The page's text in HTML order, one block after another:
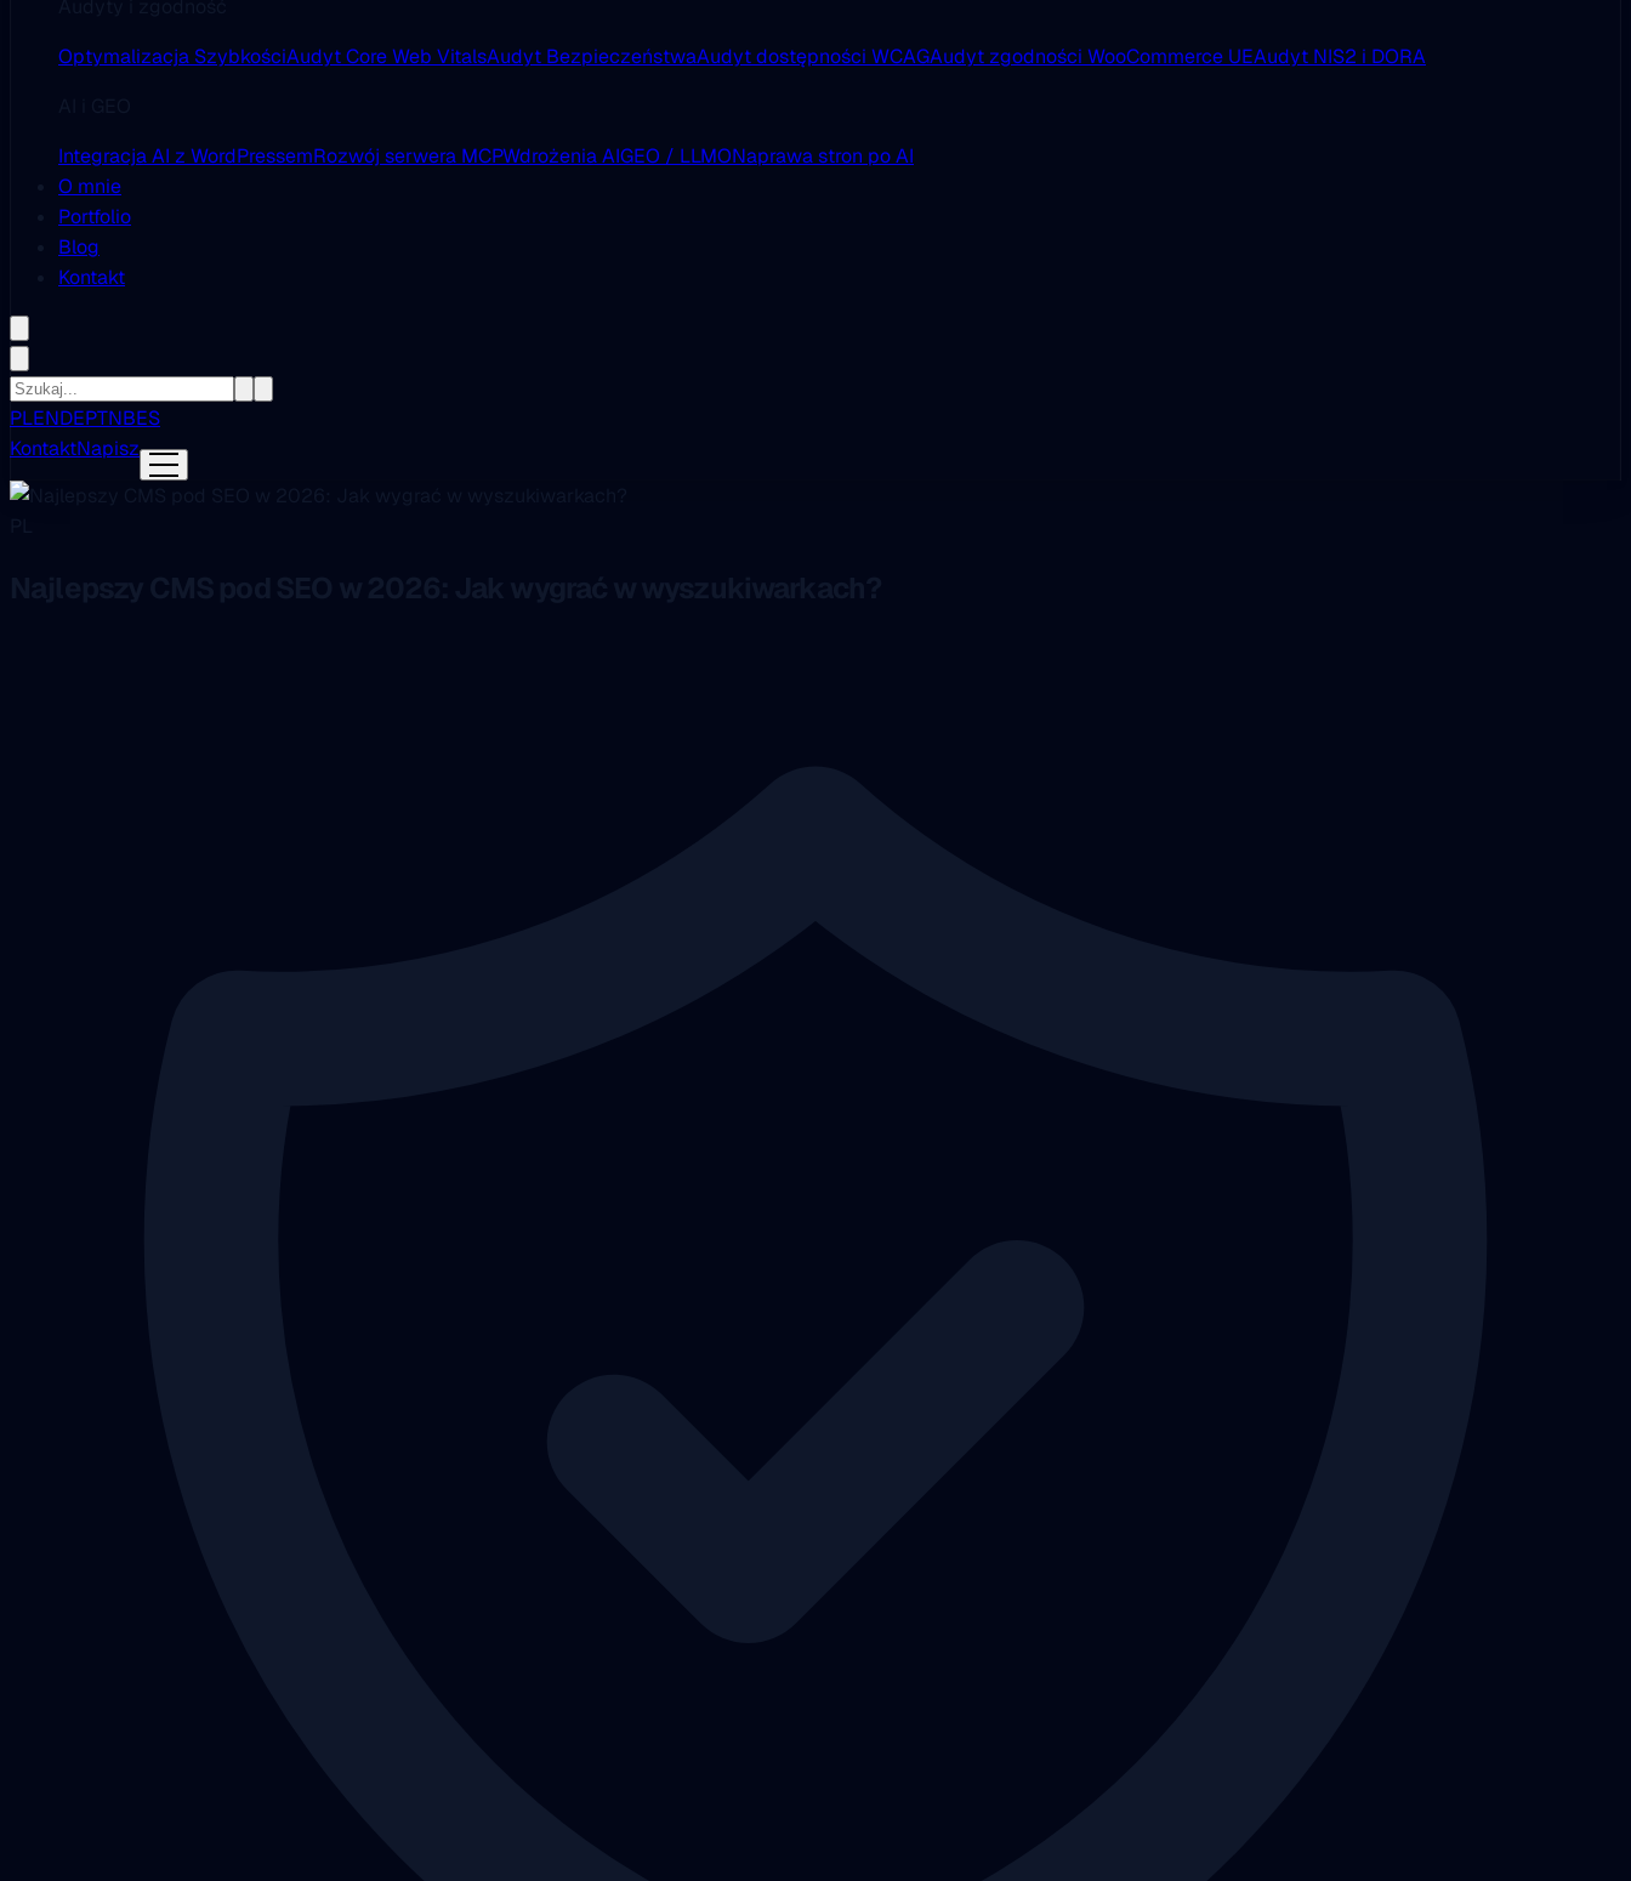
Optymalizacja SzybkościAudyt Core Web VitalsAudyt BezpieczeństwaAudyt dostępności WCAGAudyt zgodności WooCommerce UEAudyt NIS2 i DORA
Integracja AI z WordPressemRozwój serwera MCPWdrożenia AIGEO / LLMONaprawa stron po AI
O mnie
Portfolio
Blog
Kontakt
PLENDEPTNBES
KontaktNapisz